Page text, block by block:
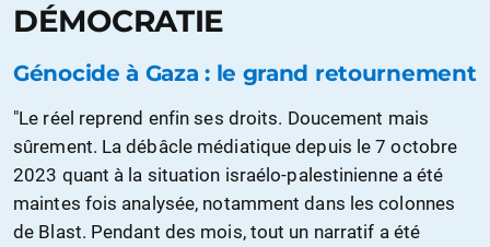
DÉMOCRATIE
Génocide à Gaza : le grand retournement
"Le réel reprend enfin ses droits. Doucement mais
sûrement. La débâcle médiatique depuis le 7 octobre
2023 quant à la situation israélo-palestinienne a été
maintes fois analysée, notamment dans les colonnes
de Blast. Pendant des mois, tout un narratif a été